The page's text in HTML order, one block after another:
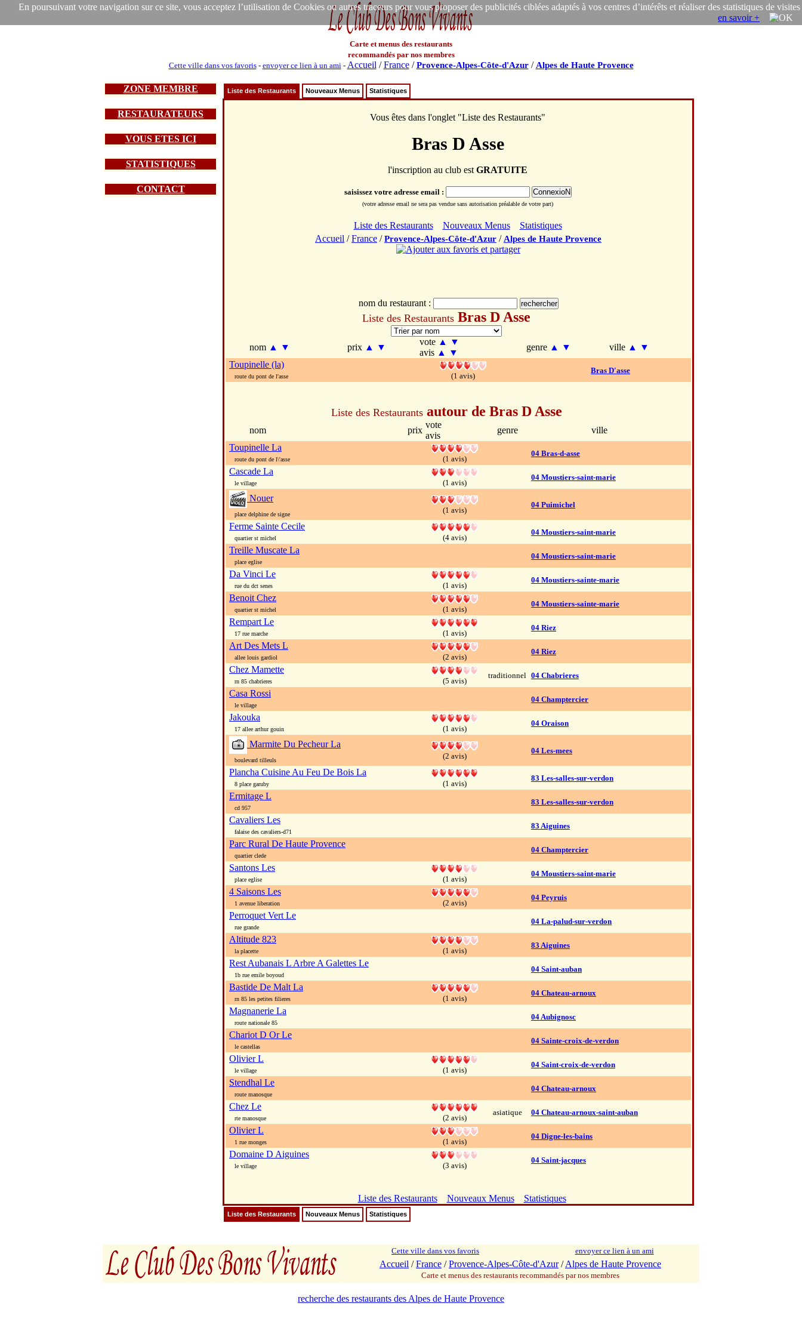
En poursuivant votre navigation sur ce site, vous acceptez l’utilisation de Cookies ou autres traceurs pour vous proposer des publicités ciblées adaptés à vos centres d’intérêts et réaliser des statistiques de visites
en savoir +
Carte et menus des restaurants
recommandés par nos membres
Cette ville dans vos favoris- envoyer ce lien à un ami- Accueil /France/Provence-Alpes-Côte-d'Azur/ Alpes de Haute Provence
ZONE MEMBRE
RESTAURATEURS
VOUS ETES ICI
STATISTIQUES
CONTACT
Liste des Restaurants Nouveaux Menus Statistiques
Vous êtes dans l'onglet "Liste des Restaurants"
Bras D Asse
l'inscription au club est GRATUITE
saisissez votre adresse email :
(votre adresse email ne sera pas vendue sans autorisation préalable de votre part)
Liste des Restaurants Nouveaux Menus
Statistiques
Accueil /France /Provence-Alpes-Côte-d'Azur / Alpes de Haute Provence
nom du restaurant :
Liste des Restaurants Bras D Asse
nom ▲ ▼ prix ▲ ▼
vote ▲
▼
avis ▲ ▼
genre ▲ ▼ ville ▲
▼
Toupinelle (la)
route du pont de l'asse (1 avis)
Bras D'asse
Liste des Restaurants autour de Bras D Asse
nom prix
vote
avis
genre
ville
Toupinelle La
route du pont de l\'asse (1 avis)
04 Bras-d-asse
Cascade La
le village (1 avis)
04 Moustiers-saint-marie
Nouer
place delphine de signe (1 avis)
04 Puimichel
Ferme Sainte Cecile
quartier st michel (4 avis)
04 Moustiers-saint-marie
Treille Muscate La
place eglise
04 Moustiers-saint-marie
Da Vinci Le
rue du dct senes (1 avis)
04 Moustiers-sainte-marie
Benoit Chez
quartier st michel (1 avis)
04 Moustiers-sainte-marie
Rempart Le
17 rue marche (1 avis)
04 Riez
Art Des Mets L
allee louis gardiol (2 avis)
04 Riez
Chez Mamette
rn 85 chabrieres (5 avis)
traditionnel 04 Chabrieres
Casa Rossi
le village
04 Champtercier
Jakouka
17 allee arthur gouin (1 avis)
04 Oraison
Marmite Du Pecheur La
boulevard tilleuls (2 avis)
04 Les-mees
Plancha Cuisine Au Feu De Bois La
8 place garuby (1 avis)
83 Les-salles-sur-verdon
Ermitage L
cd 957
83 Les-salles-sur-verdon
Cavaliers Les
falaise des cavaliers-d71
83 Aiguines
Parc Rural De Haute Provence
quartier clede
04 Champtercier
Santons Les
place eglise (1 avis)
04 Moustiers-saint-marie
4 Saisons Les
1 avenue liberation (2 avis)
04 Peyruis
Perroquet Vert Le
rue grande
04 La-palud-sur-verdon
Altitude 823
la placette (1 avis)
83 Aiguines
Rest Aubanais L Arbre A Galettes Le
1b rue emile boyoud
04 Saint-auban
Bastide De Malt La
rn 85 les petites filieres (1 avis)
04 Chateau-arnoux
Magnanerie La
route nationale 85
04 Aubignosc
Chariot D Or Le
le castellas
04 Sainte-croix-de-verdon
Olivier L
le village (1 avis)
04 Saint-croix-de-verdon
Stendhal Le
route manosque
04 Chateau-arnoux
Chez Le
rte manosque (2 avis)
asiatique 04 Chateau-arnoux-saint-auban
Olivier L
1 rue monges (1 avis)
04 Digne-les-bains
Domaine D Aiguines
le village (3 avis)
04 Saint-jacques
Liste des Restaurants Nouveaux Menus Statistiques
Liste des Restaurants Nouveaux Menus Statistiques
Cette ville dans vos favoris envoyer ce lien à un ami
Accueil /France /Provence-Alpes-Côte-d'Azur/Alpes de Haute Provence
Carte et menus des restaurants recommandés par nos membres
recherche des restaurants des Alpes de Haute Provence